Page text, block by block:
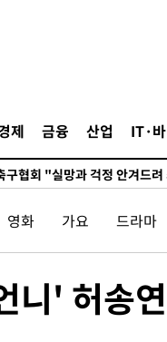
제 금융 산업 IT·
'홈팀' 일본과 한일전
…1명 사망·1명 실종
란 사과…쇄신의 기회로 삼겠
대 150㎜ 비
환자 3000명 돌파
로 잠기고 담벼락 붕괴
대, 닷새 만에 숨진 채 발견
영화 가요 드라마
니' 허송